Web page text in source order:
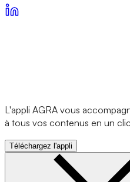
L'appli AGRA vous
à tous vos contenus en un
Téléchargez l'appli